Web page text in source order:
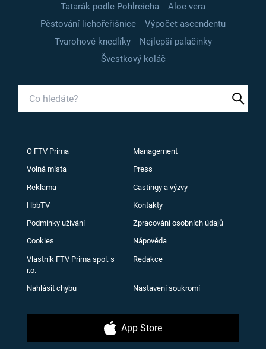
Tatarák podle Pohlreicha
Aloe vera
Pěstování lichořeřišnice
Výpočet ascendentu
Tvarohové knedlíky
Nejlepší palačinky
Švestkový koláč
O FTV Prima Management
Volná místa Press
Reklama Castingy a výzvy
HbbTV Kontakty
Podmínky užívání Zpracování osobních údajů
Cookies Nápověda
Vlastník FTV Prima spol. s
r.o.
Redakce
Nahlásit chybu Nastavení soukromí
App Store